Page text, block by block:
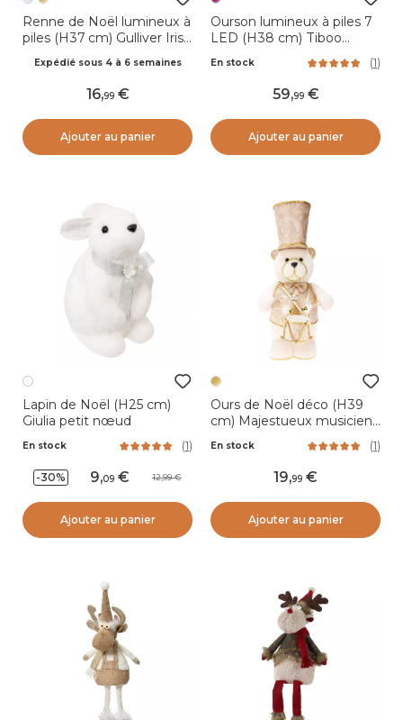
Renne de Noël lumineux à
piles (H37 cm) Gulliver Irisé
Expédié sous 4 à 6 semaines
16,99
Ajouter au panier
Ourson lumineux à piles 7
LED (H38 cm) Tiboo
En stock (1)
59,99
Ajouter au panier
Lapin de Noël (H25 cm)
Giulia petit nœud
En stock (1)
-30% 9,09 12,99
Ajouter au panier
Ours de Noël déco (H39
cm) Majestueux musicien
En stock (1)
19,99
Ajouter au panier